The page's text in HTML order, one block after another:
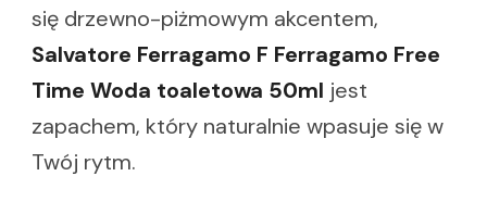
się drzewno-piżmowym akcentem,
Salvatore Ferragamo F Ferragamo Free
Time Woda toaletowa 50ml jest
zapachem, który naturalnie wpasuje się w
Twój rytm.